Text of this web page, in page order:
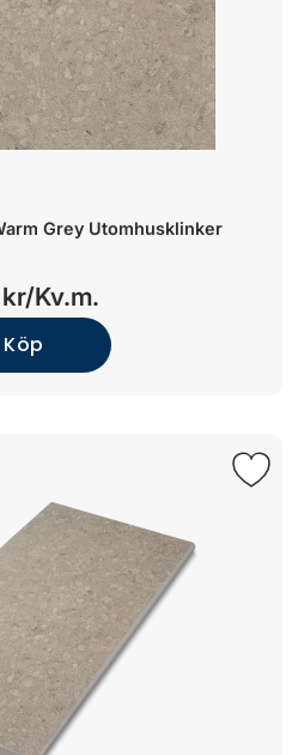
Grey Utomhusklinker
Kv.m.
Köp